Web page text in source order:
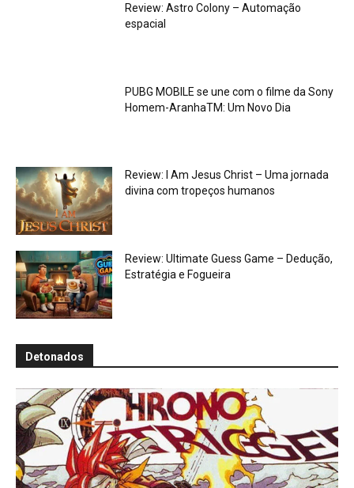
Review: Astro Colony – Automação
espacial
PUBG MOBILE se une com o filme da Sony
Homem-AranhaTM: Um Novo Dia
Review: I Am Jesus Christ – Uma jornada
divina com tropeços humanos
Review: Ultimate Guess Game – Dedução,
Estratégia e Fogueira
Detonados